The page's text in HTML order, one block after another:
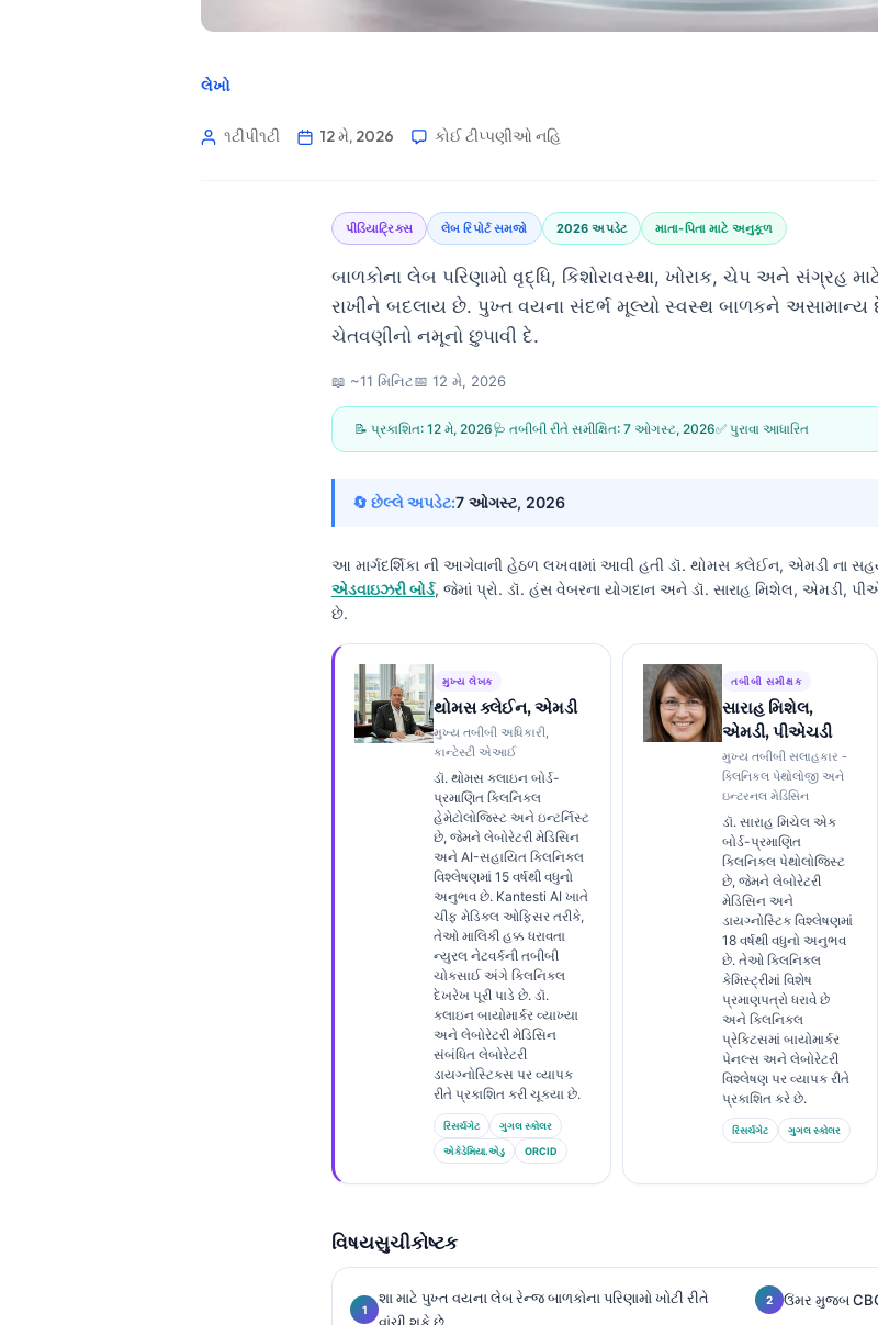
લેખો
૧ટીપી૧ટી 12 મે, 2026 કોઈ ટીપ્પણીઓ નહિ
પીડિયાટ્રિક્સ લેબ રિપોર્ટ સમજો 2026 અપડેટ માતા-પિતા માટે અનુકૂળ
બાળકોના લેબ પરિણામો વૃદ્ધિ, કિશોરાવસ્થા, ખોરાક, ચેપ અને સંગ્રહ
રાખીને બદલાય છે. પુખ્ત વયના સંદર્ભ મૂલ્યો સ્વસ્થ બાળકને અસામાન્ય
ચેતવણીનો નમૂનો છુપાવી દે.
📖 ~11 મિનિટ📅 12 મે, 2026
📝 પ્રકાશિત: 12 મે, 2026🩺 તબીબી રીતે સમીક્ષિત: 7 ઓગસ્ટ, 2026✅ પુરાવા આધારિત
🔄 છેલ્લે અપડેટ:7 ઓગસ્ટ, 2026
આ માર્ગદર્શિકા ની આગેવાની હેઠળ લખવામાં આવી હતી ડૉ. થોમસ ક્લેઈન, એમડી ના
એડવાઇઝરી બોર્ડ, જેમાં પ્રો. ડૉ. હંસ વેબરના યોગદાન અને ડૉ. સારાહ મિશેલ, એમડી,
છે.
મુખ્ય લેખક
થોમસ ક્લેઈન, એમડી
મુખ્ય તબીબી અધિકારી,
કાન્ટેસ્ટી એઆઈ
ડૉ. થોમસ ક્લાઇન બોર્ડ-
પ્રમાણિત ક્લિનિકલ
હેમેટોલોજિસ્ટ અને ઇન્ટર્નિસ્ટ
છે, જેમને લેબોરેટરી મેડિસિન
અને AI-સહાયિત ક્લિનિકલ
વિશ્લેષણમાં 15 વર્ષથી વધુનો
અનુભવ છે. Kantesti AI ખાતે
ચીફ મેડિકલ ઓફિસર તરીકે,
તેઓ માલિકી હક્ક ધરાવતા
ન્યુરલ નેટવર્કની તબીબી
ચોકસાઈ અંગે ક્લિનિકલ
દેખરેખ પૂરી પાડે છે. ડૉ.
ક્લાઇન બાયોમાર્કર વ્યાખ્યા
અને લેબોરેટરી મેડિસિન
સંબંધિત લેબોરેટરી
ડાયગ્નોસ્ટિક્સ પર વ્યાપક
રીતે પ્રકાશિત કરી ચૂક્યા છે.
રિસર્ચગેટ ગુગલ સ્કોલર
એકેડેમિયા.એડુ ORCID
તબીબી સમીક્ષક
સારાહ મિશેલ,
એમડી, પીએચડી
મુખ્ય તબીબી સલાહકાર -
ક્લિનિકલ પેથોલોજી અને
ઇન્ટરનલ મેડિસિન
ડૉ. સારાહ મિચેલ એક
બોર્ડ-પ્રમાણિત
ક્લિનિકલ પેથોલોજિસ્ટ
છે, જેમને લેબોરેટરી
મેડિસિન અને
ડાયગ્નોસ્ટિક વિશ્લેષણમાં
18 વર્ષથી વધુનો અનુભવ
છે. તેઓ ક્લિનિકલ
કેમિસ્ટ્રીમાં વિશેષ
પ્રમાણપત્રો ધરાવે છે
અને ક્લિનિકલ
પ્રેક્ટિસમાં બાયોમાર્કર
પેનલ્સ અને લેબોરેટરી
વિશ્લેષણ પર વ્યાપક રીતે
પ્રકાશિત કરે છે.
રિસર્ચગેટ ગુગલ સ્કોલર
વિષયસુચીકોષ્ટક
શા માટે પુખ્ત વયના લેબ રેન્જ બાળકોના પરિણામો ખોટી રીતે
ઉંમર મુજબ